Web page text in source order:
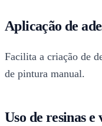
Aplicação de
Facilita a criação de
de pintura manual.
Uso de resinas